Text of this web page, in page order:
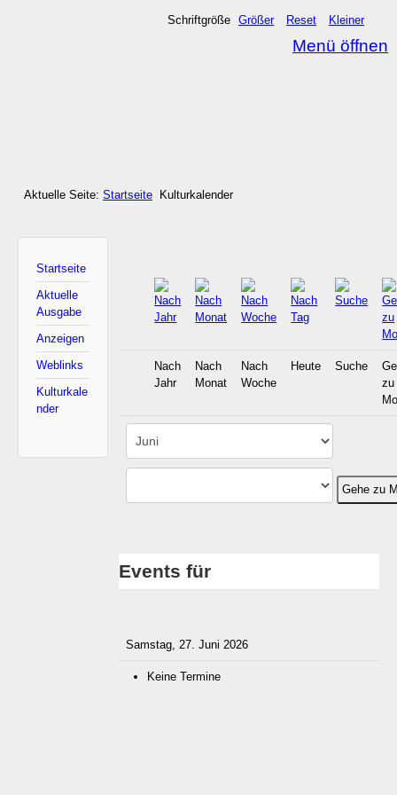
Schriftgröße Größer Reset Kleiner
Menü öffnen
Aktuelle Seite: Startseite Kulturkalender
Startseite
Aktuelle
Ausgabe
Anzeigen
Weblinks
Kulturkale
nder
Nach
Jahr
Nach
Monat
Nach
Woche
Heute Suche
zu
Gehe zu
Events für
Samstag, 27. Juni 2026
Keine Termine